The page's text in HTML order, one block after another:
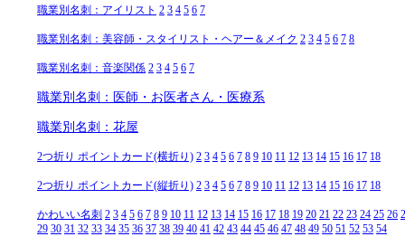
職業別名刺：アイリスト 2 3 4 5 6 7
職業別名刺：美容師・スタイリスト・ヘアー＆メイク 2 3 4 5 6 7 8
職業別名刺：音楽関係 2 3 4 5 6 7
職業別名刺：医師・お医者さん・医療系
職業別名刺：花屋
2つ折り ポイントカード(横折り) 2 3 4 5 6 7 8 9 10 11 12 13 14 15 16 17 18
2つ折り ポイントカード(縦折り) 2 3 4 5 6 7 8 9 10 11 12 13 14 15 16 17 18
かわいい名刺 2 3 4 5 6 7 8 9 10 11 12 13 14 15 16 17 18 19 20 21 22 23 24 25 26
29 30 31 32 33 34 35 36 37 38 39 40 41 42 43 44 45 46 47 48 49 50 51 52 53 54